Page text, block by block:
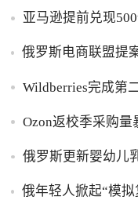
亚马逊提前兑现
俄罗斯电商联盟提
Wildberries完成第
Ozon返校季采购量
俄罗斯更新婴幼儿
俄年轻人掀起“模